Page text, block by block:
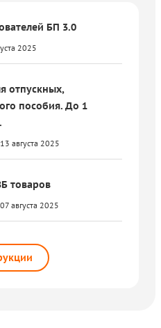
БП 3.0
2025
отпускных,
пособия. До 1
13 августа 2025
товаров
07 августа 2025